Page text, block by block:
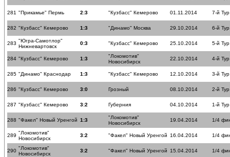
281 "Прикамье" Пермь 2:3 "Кузбасс" Кемерово 01.11.2014 7-й Тур
282 "Кузбасс" Кемерово 1:3 "Динамо" Москва 29.10.2014 6-й Тур
283 "Югра-Самотлор"
Нижневартовск
0:3 "Кузбасс" Кемерово 25.10.2014 5-й Тур
284 "Кузбасс" Кемерово 1:3
"Локомотив"
Новосибирск
22.10.2014 4-й Тур
285 "Динамо" Краснодар 1:3 "Кузбасс" Кемерово 12.10.2014 3-й Тур
286 "Кузбасс" Кемерово 3:0 Грозный 08.10.2014 2-й Тур
287 "Кузбасс" Кемерово 3:2 Губерния 04.10.2014 1-й Тур
288 "Факел" Новый Уренгой 1:3
"Локомотив"
Новосибирск
19.04.2014 1/4
289 "Локомотив"
Новосибирск
3:2 "Факел" Новый Уренгой 16.04.2014 1/4
290 "Локомотив"
Новосибирск
3:2 "Факел" Новый Уренгой 15.04.2014 1/4